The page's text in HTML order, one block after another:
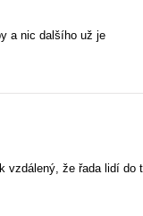
a nic dalšího už je
vzdálený, že řada lidí do